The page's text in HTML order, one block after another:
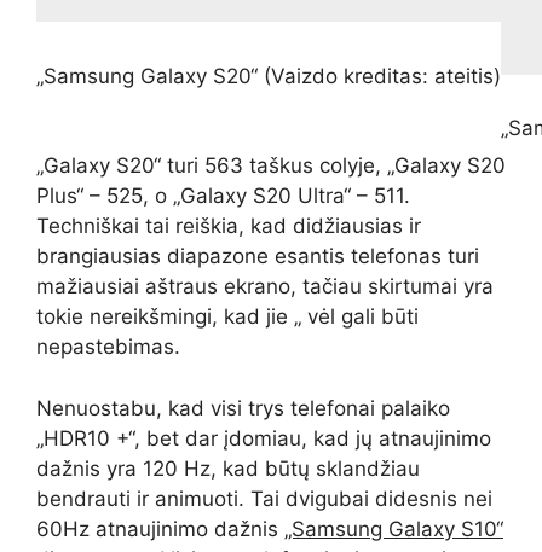
„Samsung Galaxy S20“ (Vaizdo kreditas: ateitis)
„Galaxy S20“ turi 563 taškus colyje, „Galaxy S20
Plus“ – 525, o „Galaxy S20 Ultra“ – 511.
Techniškai tai reiškia, kad didžiausias ir
brangiausias diapazone esantis telefonas turi
mažiausiai aštraus ekrano, tačiau skirtumai yra
tokie nereikšmingi, kad jie „ vėl gali būti
nepastebimas.
Nenuostabu, kad visi trys telefonai palaiko
„HDR10 +“, bet dar įdomiau, kad jų atnaujinimo
dažnis yra 120 Hz, kad būtų sklandžiau
bendrauti ir animuoti. Tai dvigubai didesnis nei
60Hz atnaujinimo dažnis „Samsung Galaxy S10“